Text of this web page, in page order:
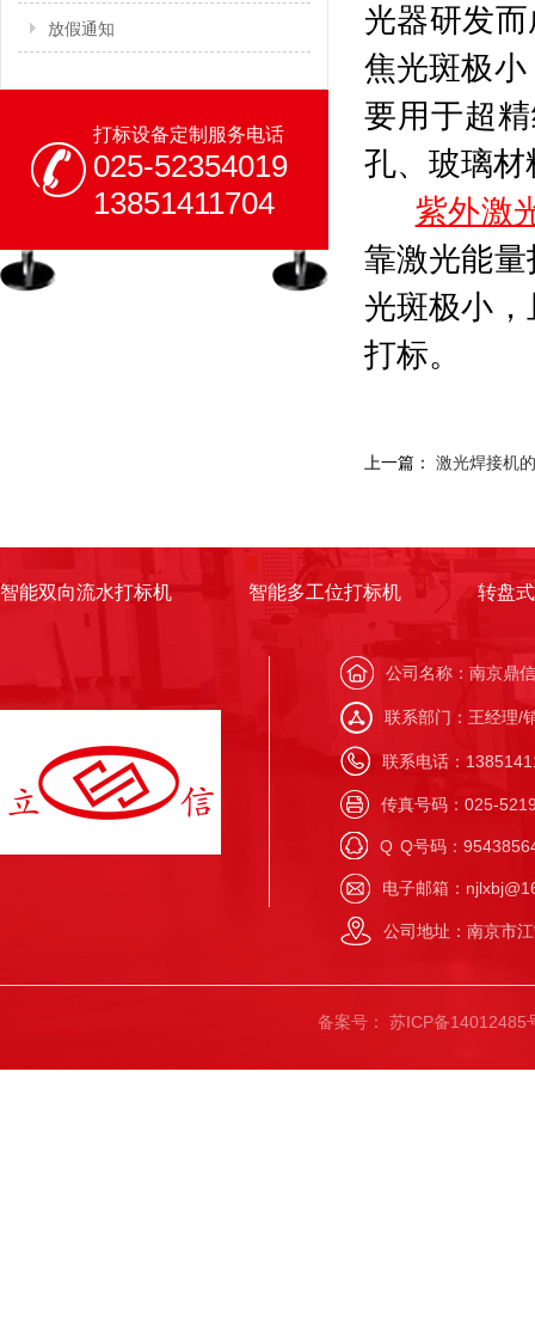
放假通知
打标设备定制服务电话
025-52354019
13851411704
光器研发
焦光斑极
要用于超
孔、玻璃
紫外激
靠激光能
光斑极小
打标。
上一篇： 激光焊接机
智能双向流水打标机 智能多工位打标机 转盘
公司名称：南京鼎
联系部门：王经理/
联系电话：
传真号码：025-
Q Q号码：
电子邮箱：
公司地址：南京市
备案号： 苏ICP备14012485